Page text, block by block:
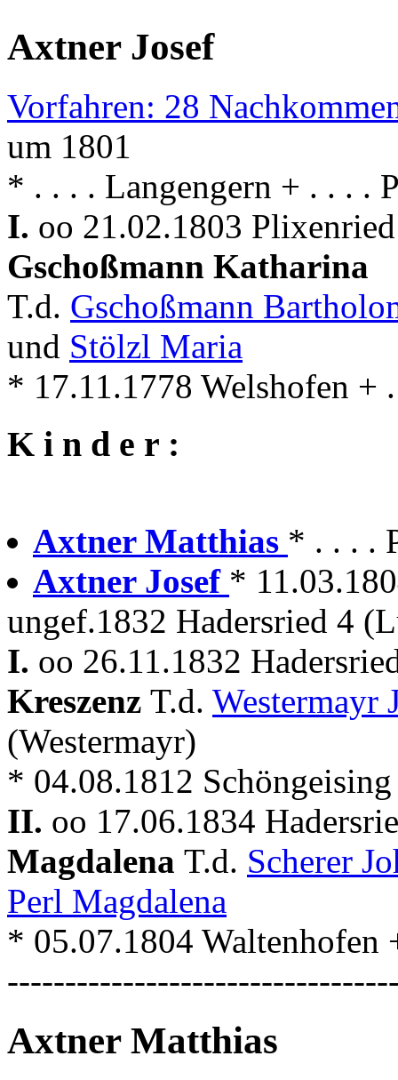
Axtner Josef
Vorfahren: 28
um 1801
* . . . . Langengern + . . . .
I. oo 21.02.1803
Gschoßmann Katharina
T.d. Gschoßmann
und Stölzl Maria
* 17.11.1778 Welshofen +
K i n d e r :
Axtner Matthias * . . . .
Axtner Josef *
ungef.1832 Hadersried 4
I. oo 26.11.1832
Kreszenz T.d. Westermayr
(Westermayr)
* 04.08.1812
II. oo 17.06.1834
Magdalena T.d. Scherer
Perl Magdalena
* 05.07.1804 Waltenhofen
Axtner Matthias